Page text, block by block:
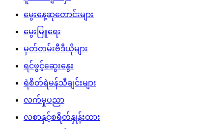
မွေးနေ့ဆုတောင်းများ
မွေးမြူရေး
မှတ်တမ်းဗီဒီယိုများ
ရင်ဖွင့်ဆွေးနွေး
ရဲစိတ်ရဲမန်သီချင်းများ
လက်မှုပညာ
လစာနှင့်စရိတ်နှုန်းထား